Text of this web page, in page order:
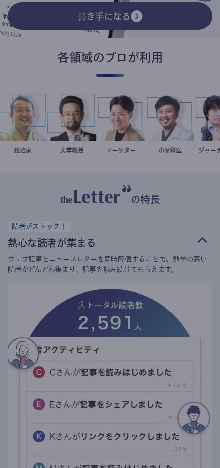
書き手になる
各領域のプロが利用
小坂英二
政治家 金谷一朗
大学教授 室谷良平
マーケター 今西洋介
小児科医 ジ
の特長
読者がストック！
熱心な読者が集まる
ウェブ記事とニュースレターを同時配信することで、熱量の高い
読者がどんどん集まり、記事を読み続けてもらえます。